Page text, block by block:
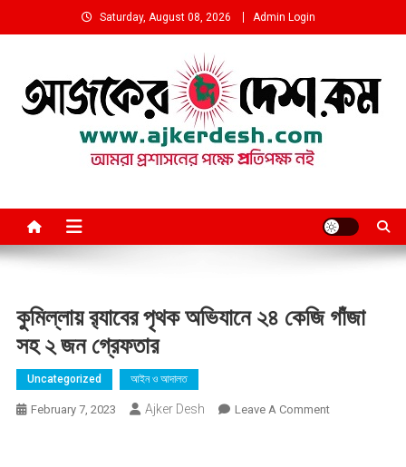
to
Saturday, August 08, 2026 Admin Login
কুমিল্লায় র‍্যাবের পৃথক অভিযানে ২৪ কেজি গাঁজা
সহ ২ জন গ্রেফতার
Uncategorized আইন ও আদালত
February 7, 2023 Ajker Desh Leave A CommentOn